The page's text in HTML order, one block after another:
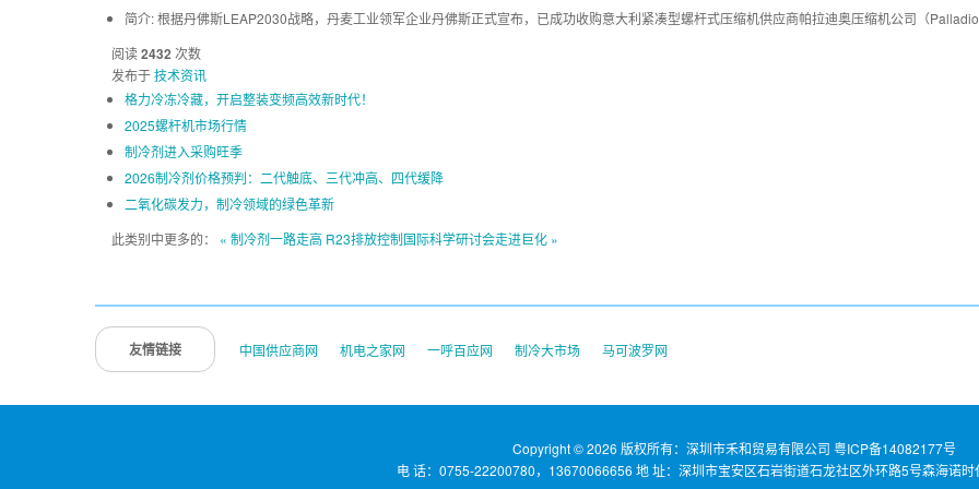
简介:根据丹佛斯LEAP2030战略，丹麦工业领军企业丹佛斯正式宣布，已成功收购意大利紧凑型螺杆式压缩机供应商帕拉迪奥压缩机公司（
阅读2432 次数
发布于技术资讯
格力冷冻冷藏，开启整装变频高效新时代！
2025螺杆机市场行情
制冷剂进入采购旺季
2026制冷剂价格预判：二代触底、三代冲高、四代缓降
二氧化碳发力，制冷领域的绿色革新
此类别中更多的：
« 制冷剂一路走高 R23排放控制国际科学研讨会走进巨化 »
友情链接 中国供应商网 机电之家网 一呼百应网 制冷大市场 马可波罗网
Copyright © 2026 版权所有：深圳市禾和贸易有限公司 粤ICP备14082177号
电 话：0755-22200780，13670066656 地 址：深圳市宝安区石岩街道石龙社区外环路5号森海诺时